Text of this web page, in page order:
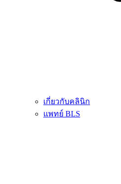
เกี่ยวกับคลินิก
แพทย์ BLS